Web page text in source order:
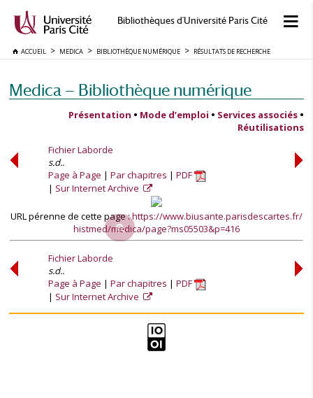
Bibliothèques d'Université Paris Cité
ACCUEIL MEDICA BIBLIOTHÈQUE NUMÉRIQUE RÉSULTATS DE RECHERCHE
Medica — Bibliothèque numérique
Présentation • Mode d’emploi • Services associés •
Réutilisations
Fichier Laborde
s.d..
Page à Page
Par chapitres
PDF
Sur Internet Archive
URL pérenne de cette page :https://www.biusante.parisdescartes.fr/
histmed/medica/page?ms05503&p=416
Fichier Laborde
s.d..
Page à Page
Par chapitres
PDF
Sur Internet Archive